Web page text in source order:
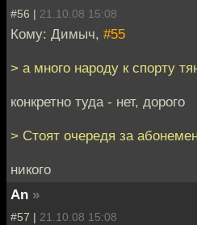
#56 | 21.10.08 15:08
Кому: Димыч, #55
> а много народу к спорту
конкретно туда - нет, дорого
> Стоят очередя за
никого
An »
#57 | 21.10.08 15:08